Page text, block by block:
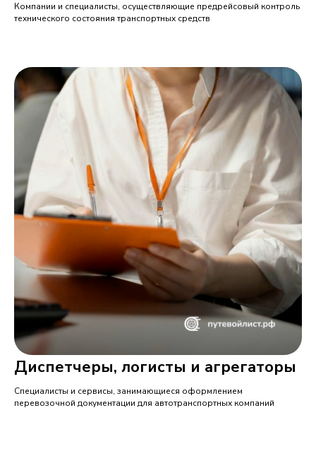
Компании и специалисты, осуществляющие предрейсовый контроль
технического состояния транспортных средств
Диспетчеры, логисты и агрегаторы
Специалисты и сервисы, занимающиеся оформлением
перевозочной документации для автотранспортных компаний